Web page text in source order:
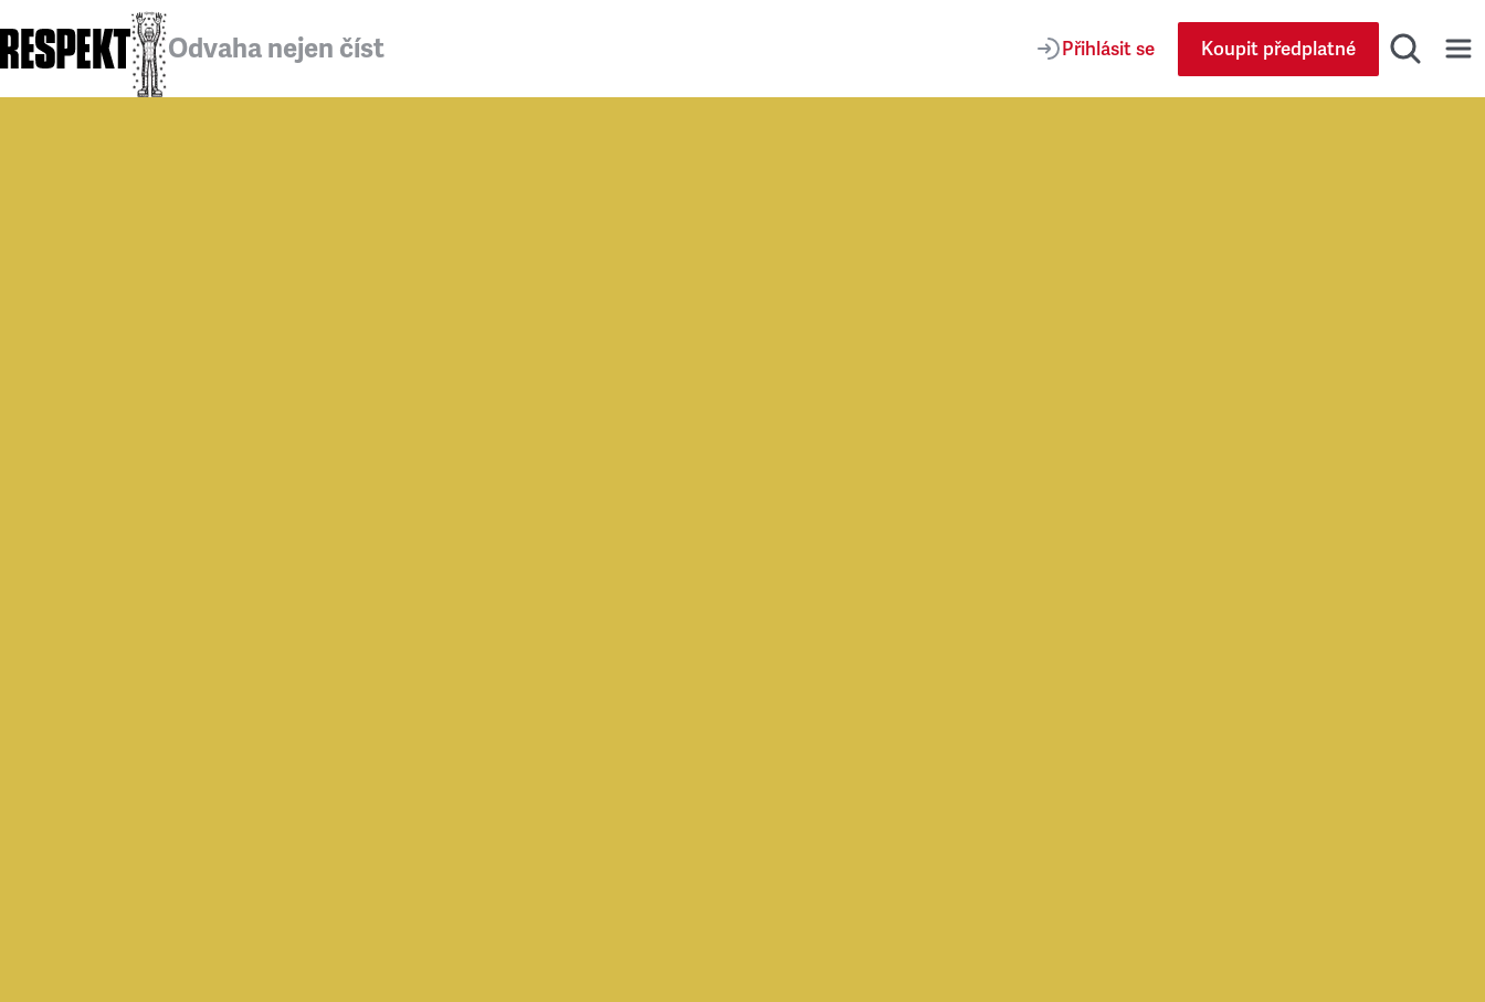
Odvaha nejen číst Přihlásit se Koupit předplatné